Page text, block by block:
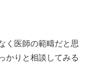
く医師の範疇だと思
かりと相談してみる